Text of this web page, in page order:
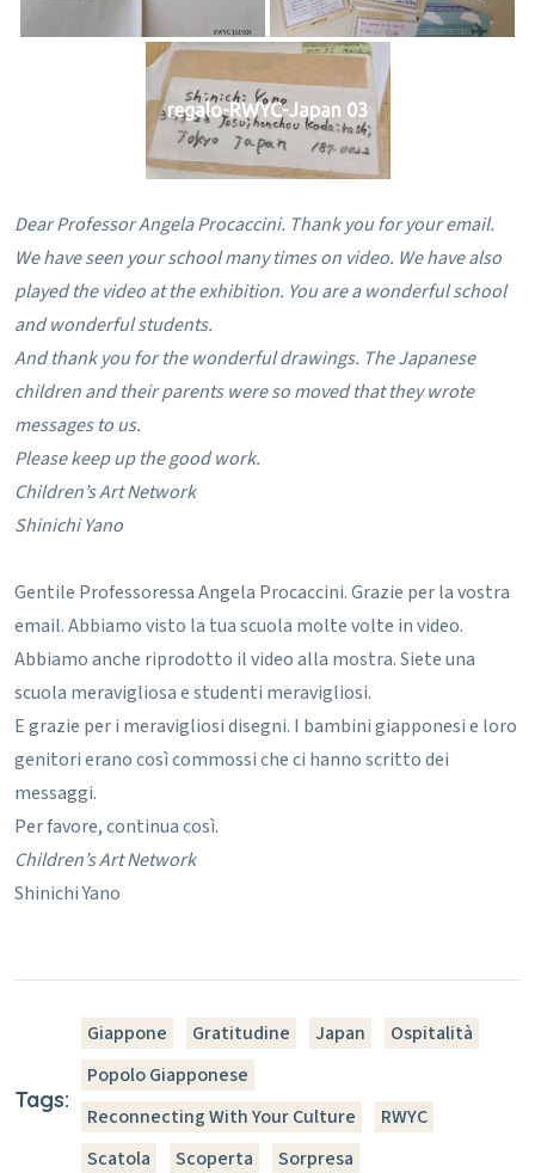
regalo-RWYC-Japan 03
Dear Professor Angela Procaccini. Thank you for your email.
We have seen your school many times on video. We have also
played the video at the exhibition. You are a wonderful school
and wonderful students.
And thank you for the wonderful drawings. The Japanese
children and their parents were so moved that they wrote
messages to us.
Please keep up the good work.
Children’s Art Network
Shinichi Yano
Gentile Professoressa Angela Procaccini.Grazie per la vostra
email.Abbiamo visto la tua scuola molte volte in video.
Abbiamo anche riprodotto il video alla mostra.Siete una
scuola meravigliosa e studenti meravigliosi.
E grazie per i meravigliosi disegni. I bambini giapponesi e loro
genitori erano così commossi che ci hanno scritto dei
messaggi.
Per favore, continua così.
Children’s Art Network
Shinichi Yano
Tags:
Giappone Gratitudine Japan
Ospitalità
Popolo Giapponese
Reconnecting With Your Culture
RWYC
Scatola
Scoperta Sorpresa